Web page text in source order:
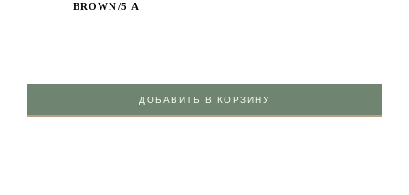
BROWN/5 А
ДОБАВИТЬ В КОРЗИНУ